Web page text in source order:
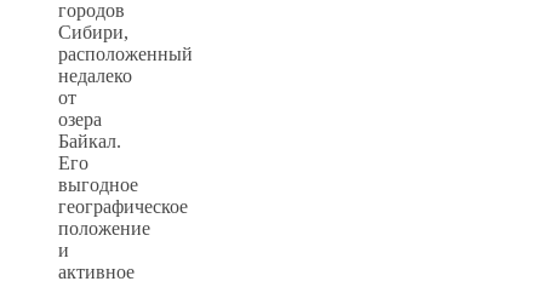
городов
Сибири,
расположенный
недалеко
от
озера
Байкал.
Его
выгодное
географическое
положение
и
активное